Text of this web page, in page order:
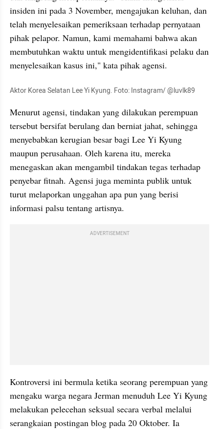
insiden ini pada 3 November, mengajukan keluhan, dan
telah menyelesaikan pemeriksaan terhadap pernyataan
pihak pelapor. Namun, kami memahami bahwa akan
membutuhkan waktu untuk mengidentifikasi pelaku dan
menyelesaikan kasus ini," kata pihak agensi.
Aktor Korea Selatan Lee Yi Kyung. Foto: Instagram/ @luvlk89
Menurut agensi, tindakan yang dilakukan perempuan
tersebut bersifat berulang dan berniat jahat, sehingga
menyebabkan kerugian besar bagi Lee Yi Kyung
maupun perusahaan. Oleh karena itu, mereka
menegaskan akan mengambil tindakan tegas terhadap
penyebar fitnah. Agensi juga meminta publik untuk
turut melaporkan unggahan apa pun yang berisi
informasi palsu tentang artisnya.
ADVERTISEMENT
Kontroversi ini bermula ketika seorang perempuan yang
mengaku warga negara Jerman menuduh Lee Yi Kyung
melakukan pelecehan seksual secara verbal melalui
serangkaian postingan blog pada 20 Oktober. Ia